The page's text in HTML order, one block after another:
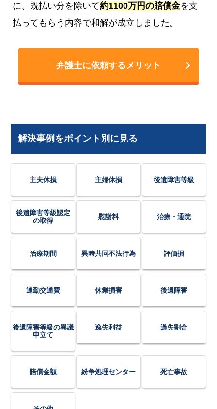
に、既払い分を除いて約1100万円の賠償金を支
払ってもらう内容で和解が成立しました。
弁護士に依頼するメリット
解決事例をポイント別に見る
主夫休損 主婦休損 後遺障害等級
後遺障害等級認定
の取得
慰謝料 治療・通院
治療期間 異時共同不法行為 評価損
通勤交通費 休業損害 後遺障害
後遺障害等級の異議
申立て
逸失利益 過失割合
賠償金額 紛争処理センター 死亡事故